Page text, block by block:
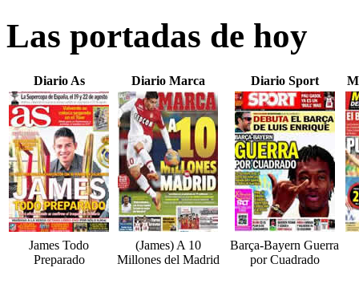
Las portadas de hoy
Diario As Diario Marca Diario Sport
James Todo
Preparado
(James) A 10
Millones del Madrid
Barça-Bayern Guerra
por Cuadrado